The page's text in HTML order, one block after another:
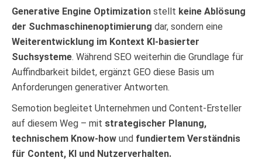
Generative Engine Optimization stellt keine Ablösung
der Suchmaschinenoptimierung dar, sondern eine
Weiterentwicklung im Kontext KI-basierter
Suchsysteme. Während SEO weiterhin die Grundlage für
Auffindbarkeit bildet, ergänzt GEO diese Basis um
Anforderungen generativer Antworten.
Semotion begleitet Unternehmen und Content-Ersteller
auf diesem Weg – mit strategischer Planung,
technischem Know-how und fundiertem Verständnis
für Content, KI und Nutzerverhalten.